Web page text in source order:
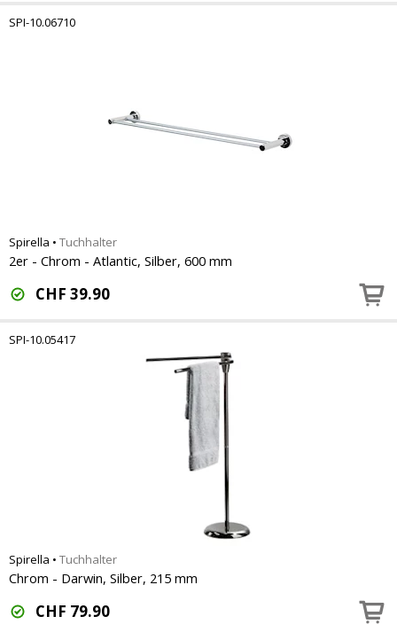
SPI-10.06710
Spirella • Tuchhalter
2er - Chrom - Atlantic, Silber, 600 mm
CHF 39.90
SPI-10.05417
Spirella • Tuchhalter
Chrom - Darwin, Silber, 215 mm
CHF 79.90